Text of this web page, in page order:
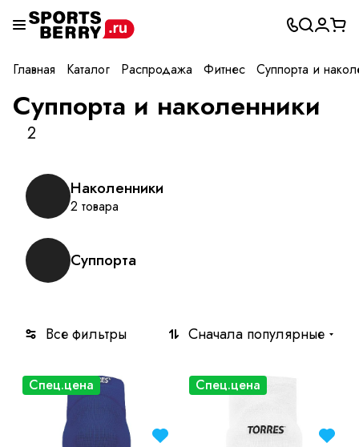
Главная Каталог Распродажа Фитнес Суппорта и
Суппорта и наколенники
2
Наколенники
2 товара
Суппорта
Все фильтры Сначала популярные
Спец.цена Спец.цена